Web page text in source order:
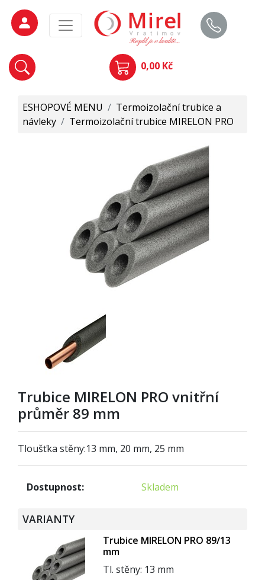
0,00 Kč
ESHOPOVÉ MENU / Termoizolační trubice a
návleky / Termoizolační trubice MIRELON PRO
Trubice MIRELON PRO vnitřní
průměr 89 mm
Tloušťka stěny:13 mm, 20 mm, 25 mm
Dostupnost: Skladem
VARIANTY
Trubice MIRELON PRO 89/13
mm
Tl. stěny: 13 mm